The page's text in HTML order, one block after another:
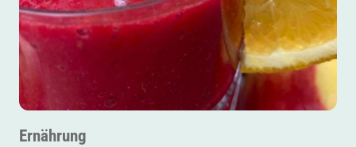
Ernährung